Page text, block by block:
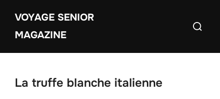
contenu
VOYAGE SENIOR
MAGAZINE
La truffe blanche italienne